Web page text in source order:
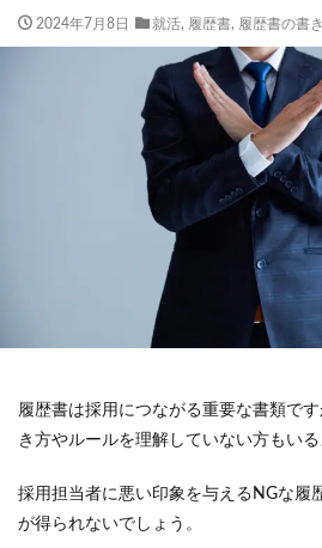
2024年7月8日 就活, 履歴書, 履歴書の書
履歴書は採用につながる重要な書類で
き方やルールを理解していない方もいる
採用担当者に悪い印象を与えるNGな履
が得られないでしょう。